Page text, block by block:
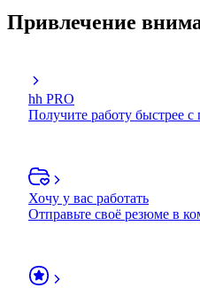
Привлечение
hh PRO
Получите работу быстрее
Хочу у вас работать
Отправьте своё резюме в